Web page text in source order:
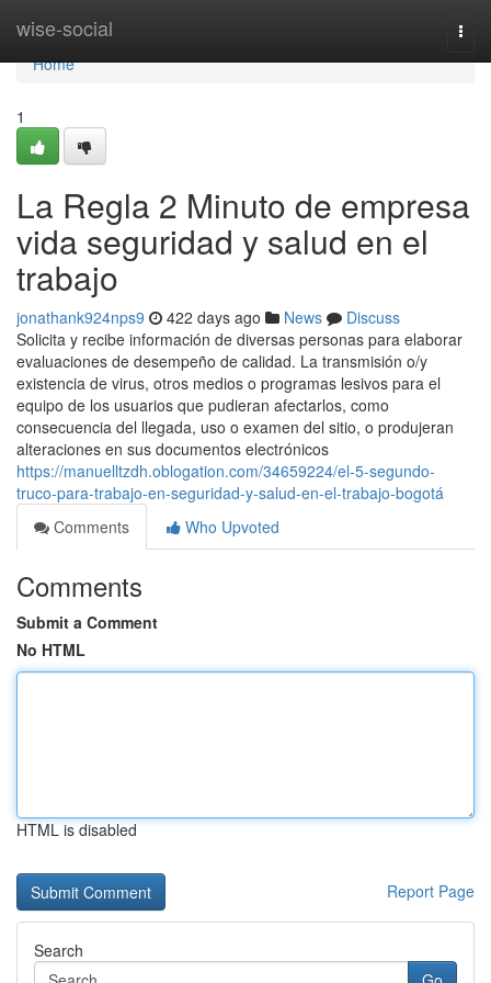
wise-social
Home
Home
1
La Regla 2 Minuto de empresa
vida seguridad y salud en el
trabajo
jonathank924nps9 422 days ago News
Discuss
Solicita y recibe información de diversas personas para elaborar
evaluaciones de desempeño de calidad. La transmisión o/y
existencia de virus, otros medios o programas lesivos para el
equipo de los usuarios que pudieran afectarlos, como
consecuencia del llegada, uso o examen del sitio, o produjeran
alteraciones en sus documentos electrónicos
https://manuelltzdh.oblogation.com/34659224/el-5-segundo-
truco-para-trabajo-en-seguridad-y-salud-en-el-trabajo-bogotá
Comments
Who Upvoted
Comments
Submit a Comment
No HTML
HTML is disabled
Report Page
Search